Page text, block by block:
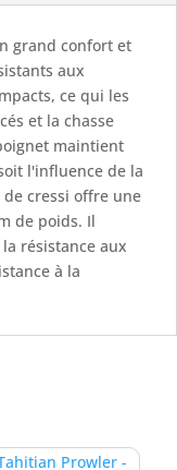
grand confort et
aux
ce qui les
et la chasse
maintient
l'influence de la
cressi offre une
de poids. Il
résistance aux
à la